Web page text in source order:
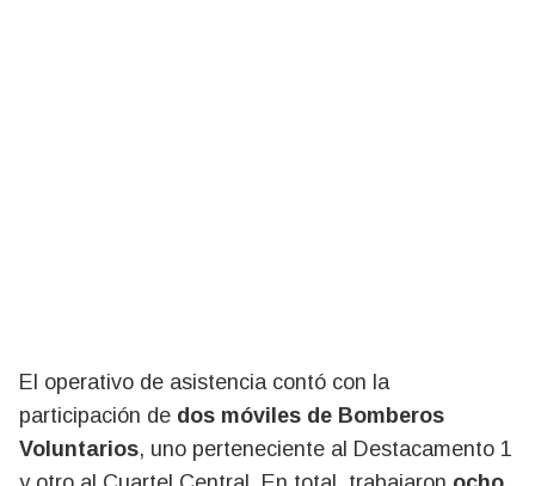
El operativo de asistencia contó con la
participación de dos móviles de Bomberos
Voluntarios, uno perteneciente al Destacamento 1